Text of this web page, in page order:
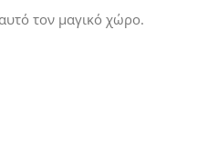
τον μαγικό χώρο.